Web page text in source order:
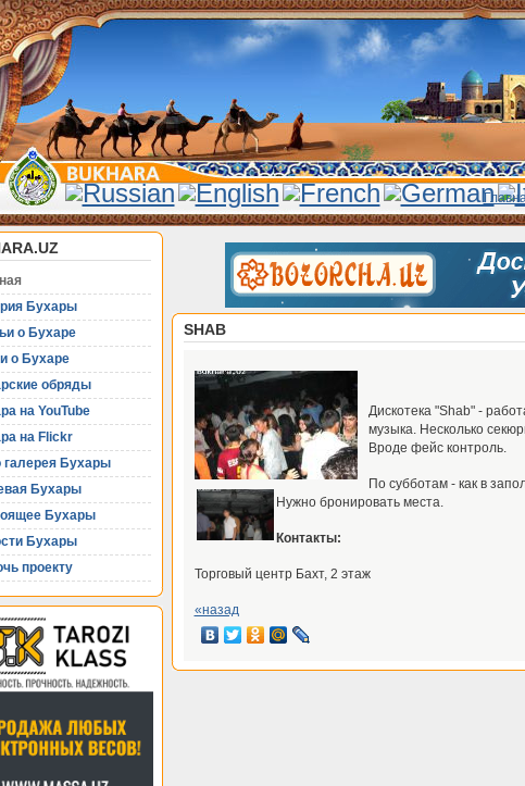
Бухары
о Бухаре
о Бухаре
обряды
на YouTube
на Flickr
галерея Бухары
Бухары
Бухары
Бухары
проекту
SHAB
Дискотека "Shab" -
музыка. Несколько
Вроде фейс контроль.
По субботам - как в
Нужно бронировать места.
Контакты:
Торговый центр Бахт, 2 этаж
«назад